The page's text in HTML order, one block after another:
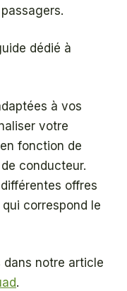
dédié à
à vos
votre
en fonction de
conducteur.
offres
correspond le
dans notre article
.